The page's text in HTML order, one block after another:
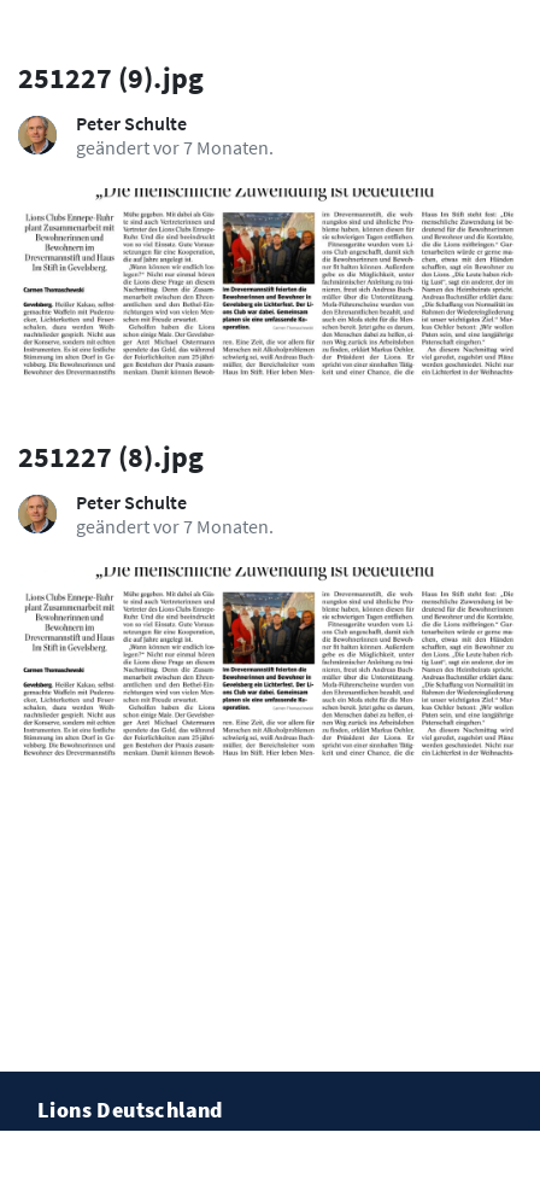
251227 (9).jpg
Peter Schulte
geändert vor 7 Monaten.
251227 (8).jpg
Peter Schulte
geändert vor 7 Monaten.
Lions Deutschland